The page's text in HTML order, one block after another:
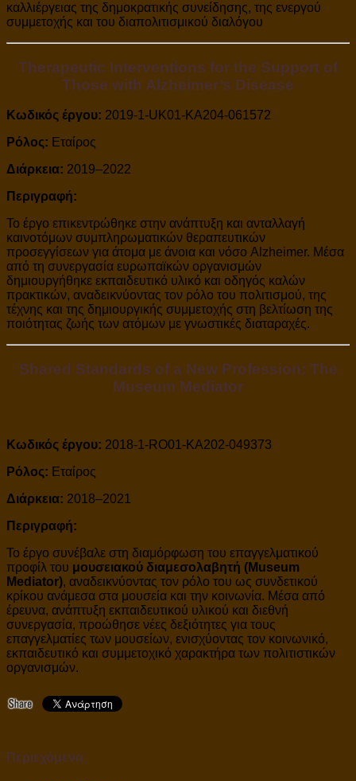
καλλιέργειας της δημοκρατικής συνείδησης, της ενεργού
συμμετοχής και του διαπολιτισμικού διαλόγου
Therapeutic Interventions for the Support of
Those with Alzheimer’s Disease
Κωδικός έργου: 2019-1-UK01-KA204-061572
Ρόλος: Εταίρος
Διάρκεια: 2019–2022
Περιγραφή:
Το έργο επικεντρώθηκε στην ανάπτυξη και ανταλλαγή
καινοτόμων συμπληρωματικών θεραπευτικών
προσεγγίσεων για άτομα με άνοια και νόσο Alzheimer. Μέσα
από τη συνεργασία ευρωπαϊκών οργανισμών
δημιουργήθηκε εκπαιδευτικό υλικό και οδηγός καλών
πρακτικών, αναδεικνύοντας τον ρόλο του πολιτισμού, της
τέχνης και της δημιουργικής συμμετοχής στη βελτίωση της
ποιότητας ζωής των ατόμων με γνωστικές διαταραχές.
Shared Standards of a New Profession: The
Museum Mediator
Κωδικός έργου: 2018-1-RO01-KA202-049373
Ρόλος: Εταίρος
Διάρκεια: 2018–2021
Περιγραφή:
Το έργο συνέβαλε στη διαμόρφωση του επαγγελματικού
προφίλ του μουσειακού διαμεσολαβητή (Museum
Mediator), αναδεικνύοντας τον ρόλο του ως συνδετικού
κρίκου ανάμεσα στα μουσεία και την κοινωνία. Μέσα από
έρευνα, ανάπτυξη εκπαιδευτικού υλικού και διεθνή
συνεργασία, προώθησε νέες δεξιότητες για τους
επαγγελματίες των μουσείων, ενισχύοντας τον κοινωνικό,
εκπαιδευτικό και συμμετοχικό χαρακτήρα των πολιτιστικών
οργανισμών.
Περιεχόμενα